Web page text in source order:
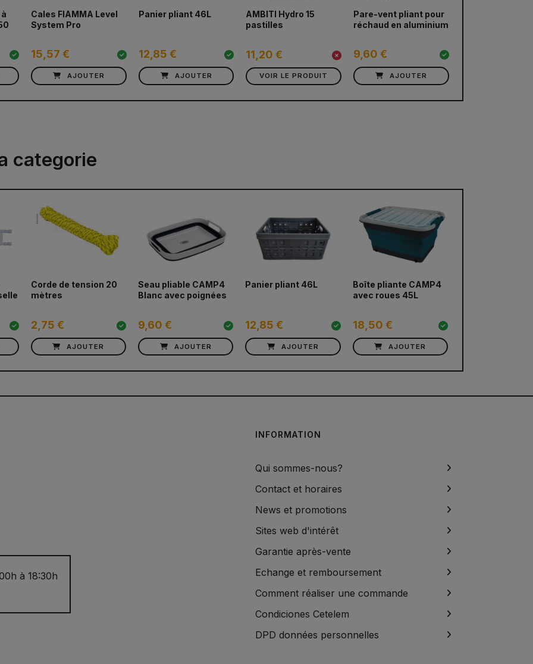
Cales FIAMMA Level
System Pro
15,57 €
AJOUTER
Panier pliant 46L
12,85 €
AJOUTER
AMBITI Hydro 15
pastilles
11,20 €
VOIR LE PRODUIT
Pare-vent pliant pour
réchaud en aluminium
9,60 €
AJOUTER
next
categorie
Corde de tension 20
mètres
2,75 €
AJOUTER
Seau pliable CAMP4
Blanc avec poignées
9,60 €
AJOUTER
Panier pliant 46L
12,85 €
AJOUTER
Boîte pliante CAMP4
avec roues 45L
18,50 €
AJOUTER
à 18:30h
INFORMATION
Qui sommes-nous?
Contact et horaires
News et promotions
Sites web d'intérêt
Garantie après-vente
Echange et remboursement
Comment réaliser une commande
Condiciones Cetelem
DPD données personnelles